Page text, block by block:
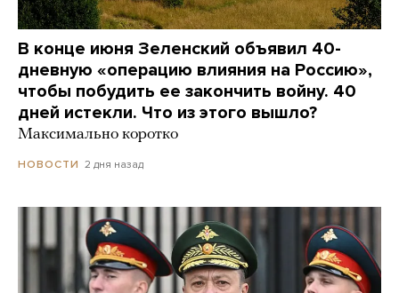
В конце июня Зеленский объявил 40-
дневную «операцию влияния на Россию»,
чтобы побудить ее закончить войну. 40
дней истекли. Что из этого вышло?
Максимально коротко
НОВОСТИ 2 дня назад